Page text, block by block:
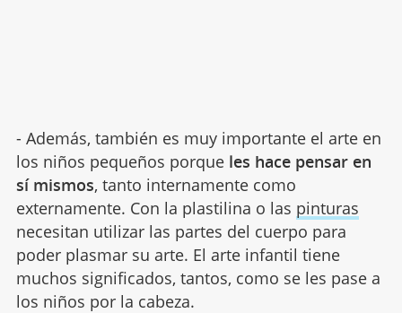
- Además, también es muy importante el arte en
los niños pequeños porque les hace pensar en
sí mismos, tanto internamente como
externamente. Con la plastilina o las pinturas
necesitan utilizar las partes del cuerpo para
poder plasmar su arte. El arte infantil tiene
muchos significados, tantos, como se les pase a
los niños por la cabeza.